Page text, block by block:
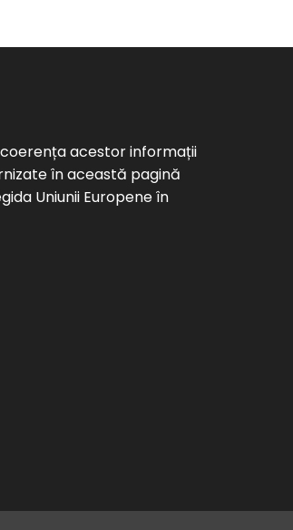
acestor informații
în această pagină
Uniunii Europene în